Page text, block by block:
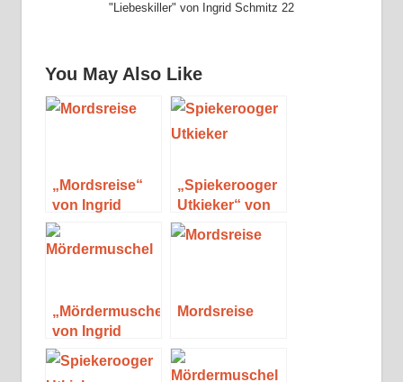
"Liebeskiller" von Ingrid Schmitz 22
You May Also Like
„Mordsreise“
von Ingrid
Schmitz
„Spiekerooger
Utkieker“ von
Ingrid Schmitz
„Mördermuschel“
von Ingrid
Schmitz
Mordsreise